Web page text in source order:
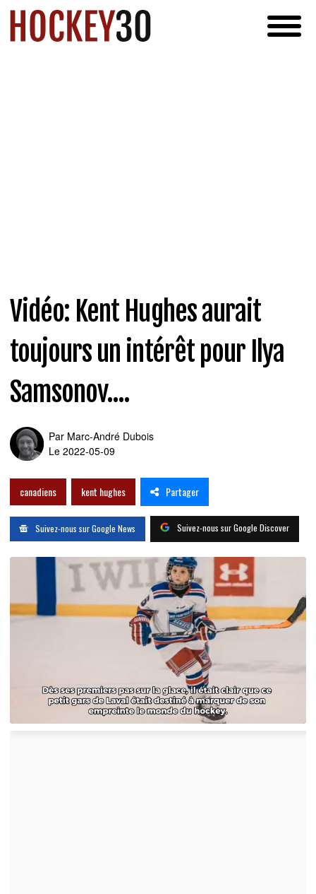
Vidéo: Kent Hughes aurait
toujours un intérêt pour Ilya
Samsonov....
Par Marc-André Dubois
Le 2022-05-09
canadiens kent hughes Partager
Suivez-nous sur Google News Suivez-nous sur Google Discover